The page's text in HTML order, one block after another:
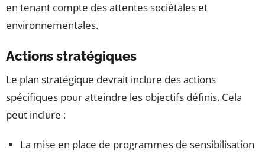
en tenant compte des attentes sociétales et
environnementales.
Actions stratégiques
Le plan stratégique devrait inclure des actions
spécifiques pour atteindre les objectifs définis. Cela
peut inclure :
La mise en place de programmes de sensibilisation